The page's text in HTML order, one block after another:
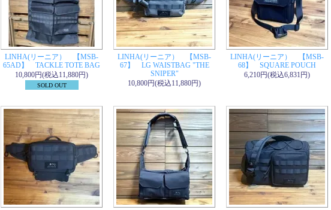
LINHA(リーニア） 【MSB-
65AD】 TACKLE TOTE BAG
10,800円(税込11,880円)
SOLD OUT
LINHA(リーニア） 【MSB-
67】 LG WAISTBAG "THE
SNIPER"
10,800円(税込11,880円)
LINHA(リーニア） 【MSB-
68】 SQUARE POUCH
6,210円(税込6,831円)